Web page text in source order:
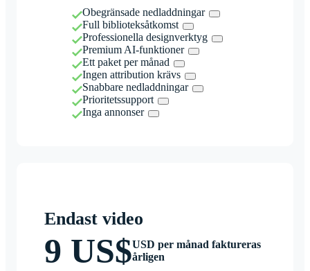
Obegränsade nedladdningar
Full biblioteksåtkomst
Professionella designverktyg
Premium AI-funktioner
Ett paket per månad
Ingen attribution krävs
Snabbare nedladdningar
Prioritetssupport
Inga annonser
Endast video
9 US$USD per månad faktureras
årligen